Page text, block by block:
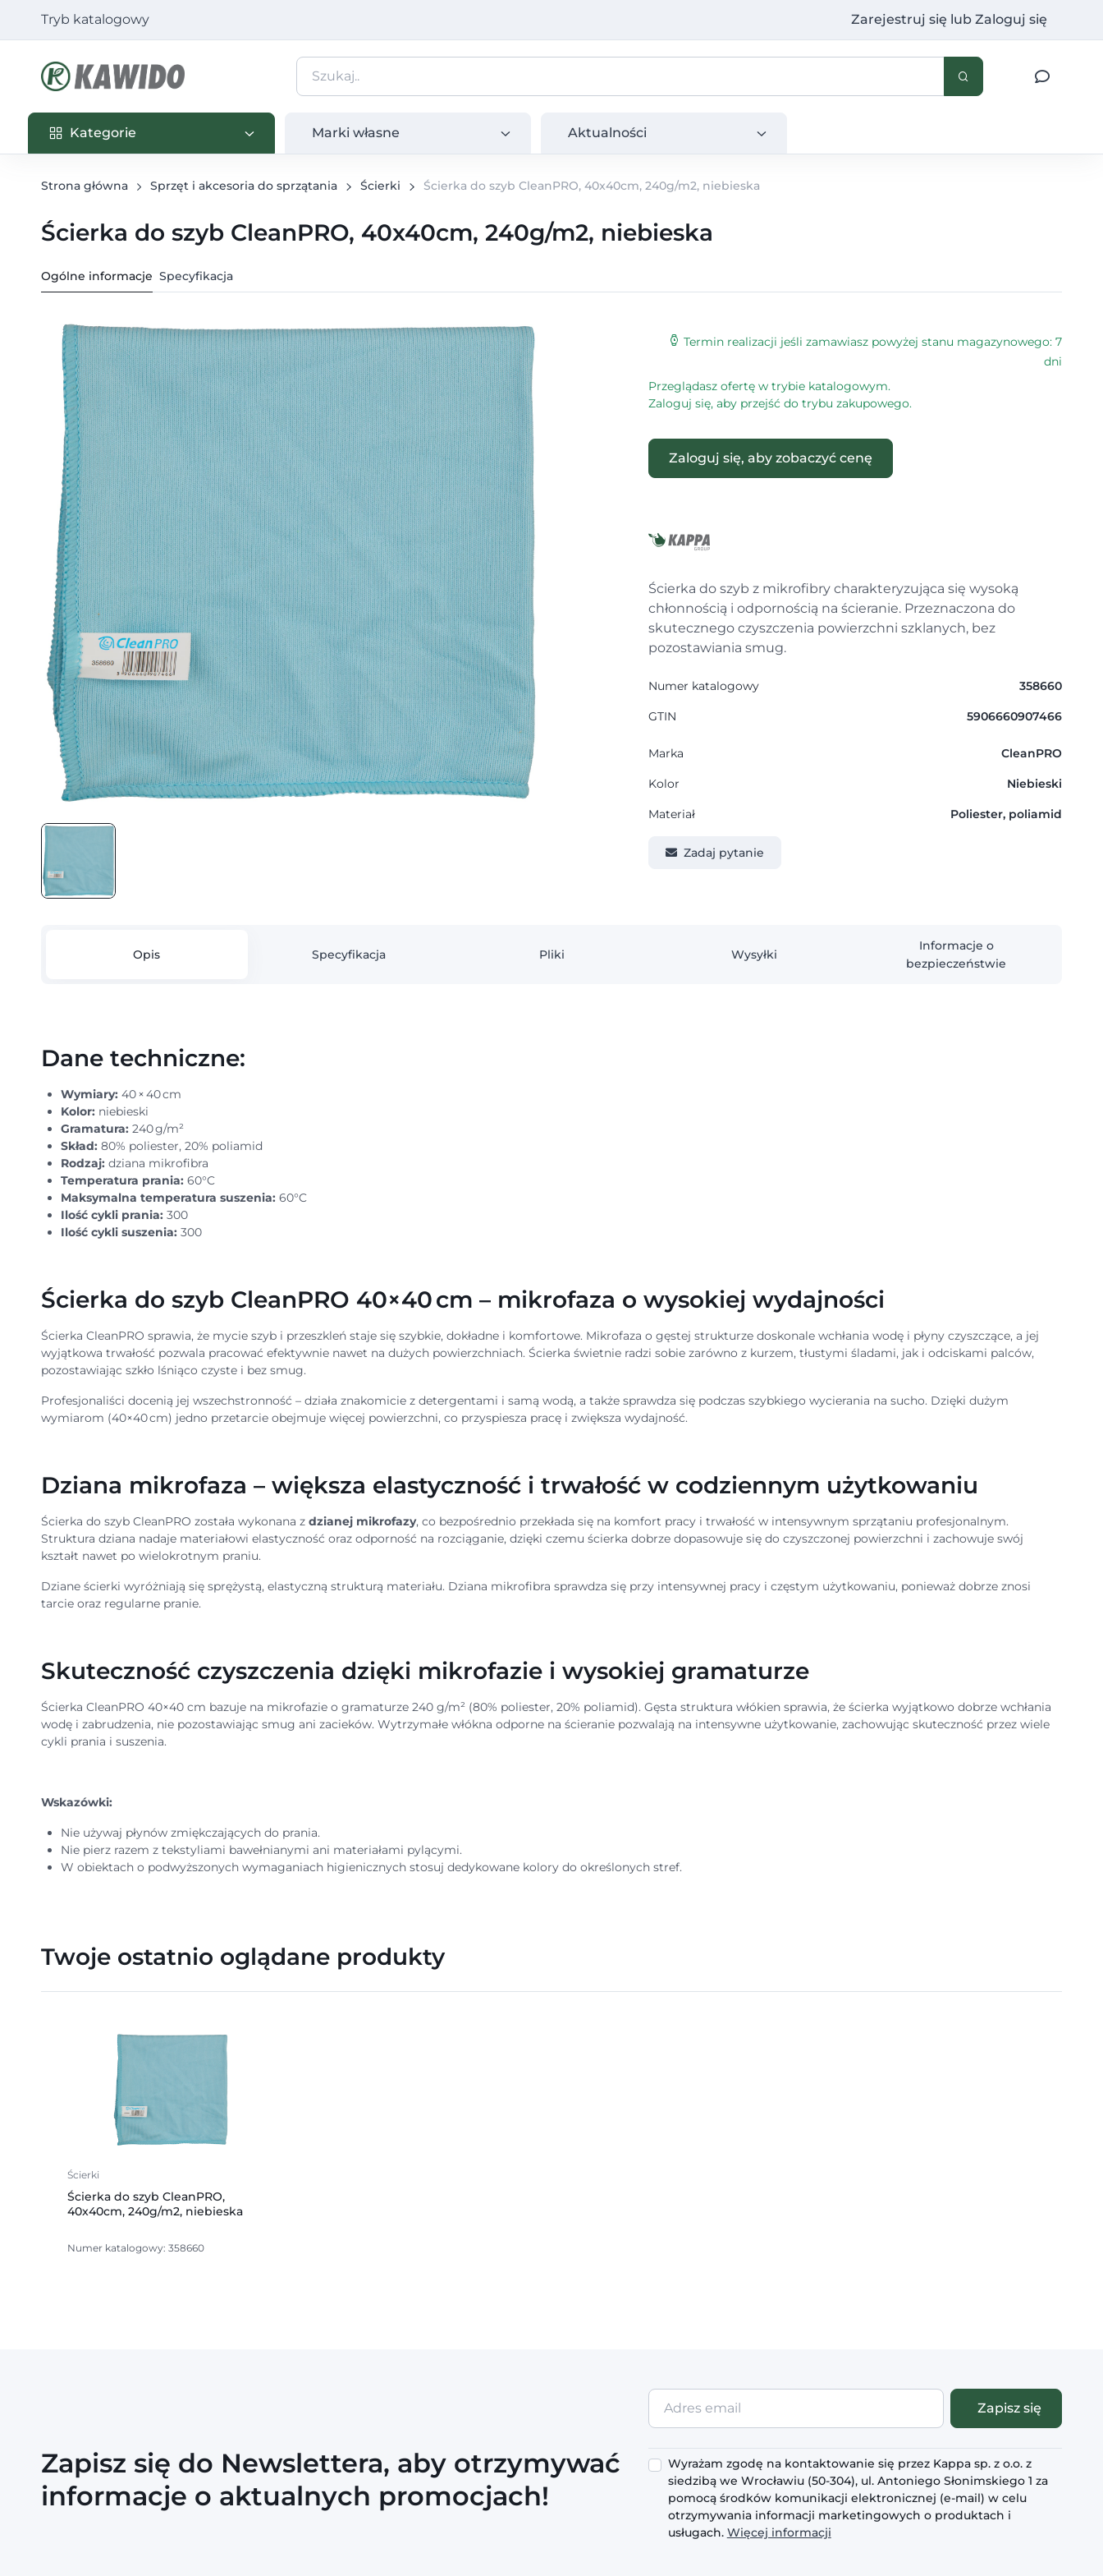
Tryb katalogowy Zarejestruj się lubZaloguj się
Kategorie
Kategorie Marki własne Aktualności
Strona główna Sprzęt i akcesoria do sprzątania Ścierki Ścierka do szyb CleanPRO, 40x40cm, 240g/m2, niebieska
Ścierka do szyb CleanPRO, 40x40cm, 240g/m2, niebieska
Ogólne informacje Specyfikacja
Termin realizacji jeśli zamawiasz powyżej stanu magazynowego: 7
dni
Przeglądasz ofertę w trybie katalogowym.
Zaloguj się, aby przejść do trybu zakupowego.
Zaloguj się, aby zobaczyć cenę
Ścierka do szyb z mikrofibry charakteryzująca się wysoką
chłonnością i odpornością na ścieranie. Przeznaczona do
skutecznego czyszczenia powierzchni szklanych, bez
pozostawiania smug.
Numer katalogowy 358660
GTIN 5906660907466
Marka CleanPRO
Kolor Niebieski
Materiał Poliester, poliamid
Zadaj pytanie
Opis Specyfikacja Pliki Wysyłki
Informacje o
bezpieczeństwie
Dane techniczne:
Wymiary: 40 × 40 cm
Kolor: niebieski
Gramatura:240 g/m²
Skład:80% poliester, 20% poliamid
Rodzaj: dziana mikrofibra
Temperatura prania:60°C
Maksymalna temperatura suszenia:60°C
Ilość cykli prania: 300
Ilość cykli suszenia: 300
Ścierka do szyb CleanPRO 40×40 cm – mikrofaza o wysokiej wydajności
Ścierka CleanPRO sprawia, że mycie szyb i przeszkleń staje się szybkie, dokładne i komfortowe. Mikrofaza o gęstej strukturze doskonale wchłania wodę i płyny czyszczące, a jej
wyjątkowa trwałość pozwala pracować efektywnie nawet na dużych powierzchniach. Ścierka świetnie radzi sobie zarówno z kurzem, tłustymi śladami, jak i odciskami palców,
pozostawiając szkło lśniąco czyste i bez smug.
Profesjonaliści docenią jej wszechstronność – działa znakomicie z detergentami i samą wodą, a także sprawdza się podczas szybkiego wycierania na sucho. Dzięki dużym
wymiarom (40×40 cm) jedno przetarcie obejmuje więcej powierzchni, co przyspiesza pracę i zwiększa wydajność.
Dziana mikrofaza – większa elastyczność i trwałość w codziennym użytkowaniu
Ścierka do szyb CleanPRO została wykonana z dzianej mikrofazy, co bezpośrednio przekłada się na komfort pracy i trwałość w intensywnym sprzątaniu profesjonalnym.
Struktura dziana nadaje materiałowi elastyczność oraz odporność na rozciąganie, dzięki czemu ścierka dobrze dopasowuje się do czyszczonej powierzchni i zachowuje swój
kształt nawet po wielokrotnym praniu.
Dziane ścierki wyróżniają się sprężystą, elastyczną strukturą materiału. Dziana mikrofibra sprawdza się przy intensywnej pracy i częstym użytkowaniu, ponieważ dobrze znosi
tarcie oraz regularne pranie.
Skuteczność czyszczenia dzięki mikrofazie i wysokiej gramaturze
Ścierka CleanPRO 40×40 cm bazuje na mikrofazie o gramaturze 240 g/m² (80% poliester, 20% poliamid). Gęsta struktura włókien sprawia, że ścierka wyjątkowo dobrze wchłania
wodę i zabrudzenia, nie pozostawiając smug ani zacieków. Wytrzymałe włókna odporne na ścieranie pozwalają na intensywne użytkowanie, zachowując skuteczność przez wiele
cykli prania i suszenia.
Wskazówki:
Nie używaj płynów zmiękczających do prania.
Nie pierz razem z tekstyliami bawełnianymi ani materiałami pylącymi.
W obiektach o podwyższonych wymaganiach higienicznych stosuj dedykowane kolory do określonych stref.
Twoje ostatnio oglądane produkty
Ścierki
Ścierka do szyb CleanPRO,
40x40cm, 240g/m2, niebieska
Numer katalogowy: 358660
Zapisz się do Newslettera, aby otrzymywać
informacje o aktualnych promocjach!
Adres
email
Zapisz się
Wyrażam zgodę na kontaktowanie się przez Kappa sp. z o.o. z
siedzibą we Wrocławiu (50-304), ul. Antoniego Słonimskiego 1 za
pomocą środków komunikacji elektronicznej (e-mail) w celu
otrzymywania informacji marketingowych o produktach i
usługach. Więcej informacji